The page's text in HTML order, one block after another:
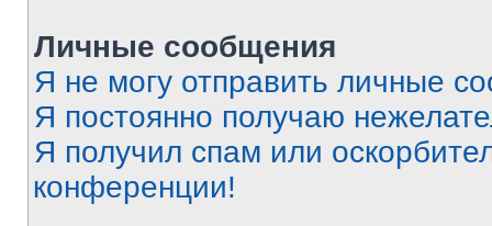
Личные сообщения
Я не могу отправить личные
Я постоянно получаю
Я получил спам или
конференции!